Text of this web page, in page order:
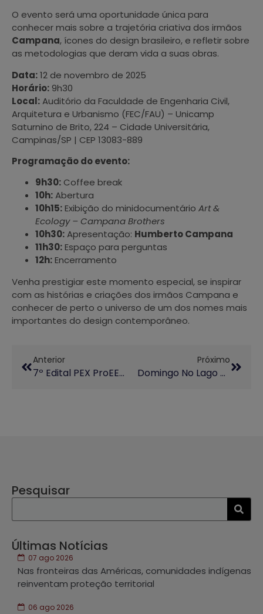
O evento será uma oportunidade única para
conhecer mais sobre a trajetória criativa dos irmãos
Campana, ícones do design brasileiro, e refletir sobre
as metodologias que deram vida a suas obras.
Data:12 de novembro de 2025
Horário: 9h30
Local:Auditório da Faculdade de Engenharia Civil,
Arquitetura e Urbanismo (FEC/FAU) – Unicamp
Saturnino de Brito, 224 – Cidade Universitária,
Campinas/SP | CEP 13083-889
Programação do evento:
9h30: Coffee break
10h:Abertura
10h15:Exibição do minidocumentário Art &
Ecology – Campana Brothers
10h30:Apresentação: Humberto Campana
11h30:Espaço para perguntas
12h:Encerramento
Venha prestigiar este momento especial, se inspirar
com as histórias e criações dos irmãos Campana e
conhecer de perto o universo de um dos nomes mais
importantes do design contemporâneo.
Anterior
7º Edital PEX ProEEC – Prorrogação Da Divulgação Do Resultado Preliminar
Próximo
Domingo No Lago Traz Histórias E Música Para Toda A Família (09/11)
Pesquisar
Últimas Notícias
07 ago 2026
Nas fronteiras das Américas, comunidades indígenas
reinventam proteção territorial
06 ago 2026